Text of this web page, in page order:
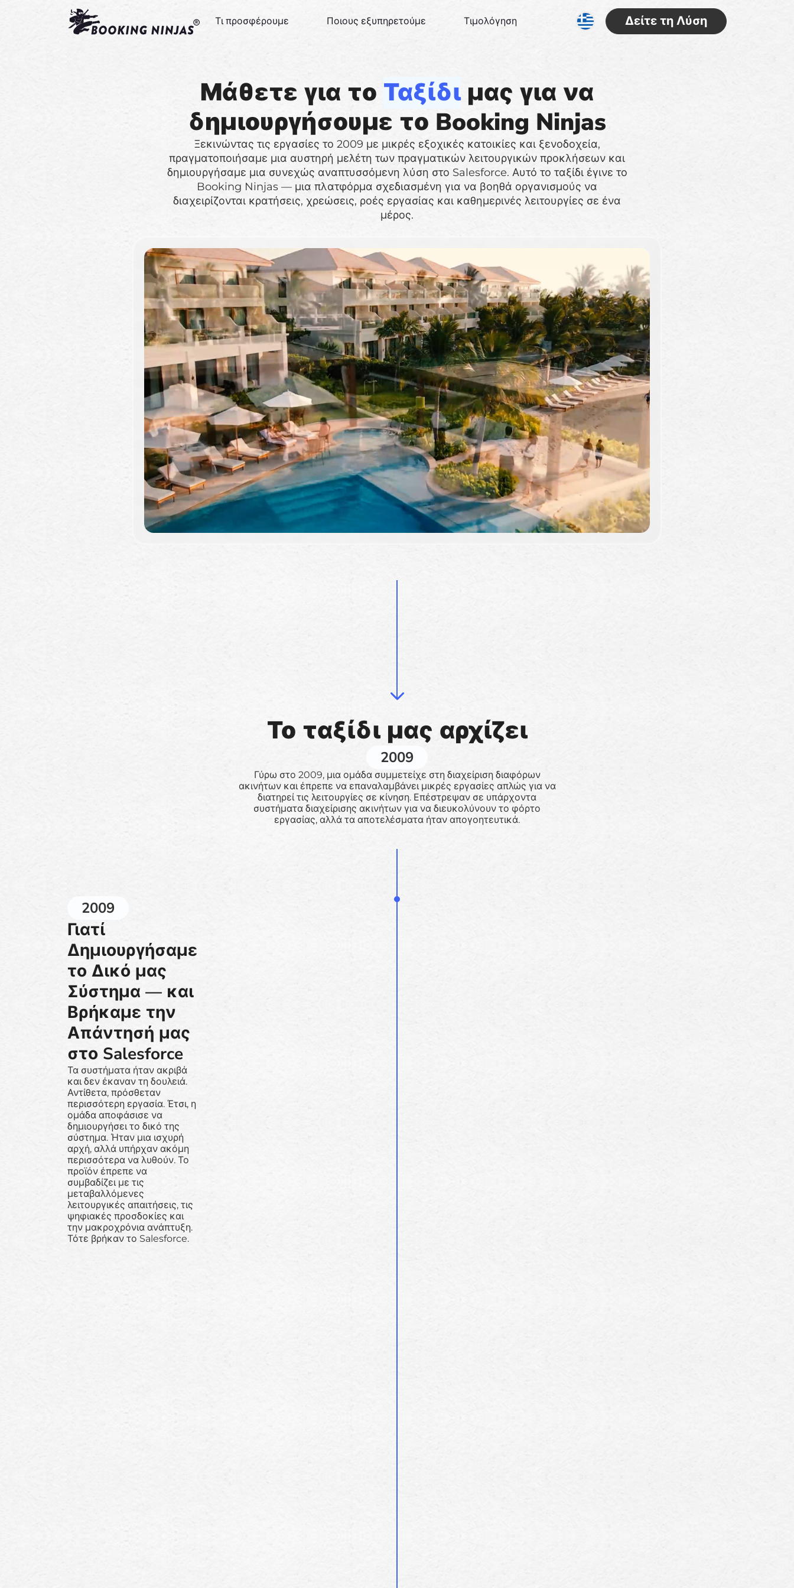
Δείτε τη Λύση
Τι προσφέρουμε Ποιους εξυπηρετούμε Τιμολόγηση
Μάθετε για το Ταξίδι μας για να
δημιουργήσουμε το Booking Ninjas
Ξεκινώντας τις εργασίες το 2009 με μικρές εξοχικές κατοικίες και ξενοδοχεία,
πραγματοποιήσαμε μια αυστηρή μελέτη των πραγματικών λειτουργικών προκλήσεων και
δημιουργήσαμε μια συνεχώς αναπτυσσόμενη λύση στο Salesforce. Αυτό το ταξίδι έγινε το
Booking Ninjas — μια πλατφόρμα σχεδιασμένη για να βοηθά οργανισμούς να
διαχειρίζονται κρατήσεις, χρεώσεις, ροές εργασίας και καθημερινές λειτουργίες σε ένα
μέρος.
Το ταξίδι μας αρχίζει
2009
Γύρω στο 2009, μια ομάδα συμμετείχε στη διαχείριση διαφόρων
ακινήτων και έπρεπε να επαναλαμβάνει μικρές εργασίες απλώς για να
διατηρεί τις λειτουργίες σε κίνηση. Επέστρεψαν σε υπάρχοντα
συστήματα διαχείρισης ακινήτων για να διευκολύνουν το φόρτο
εργασίας, αλλά τα αποτελέσματα ήταν απογοητευτικά.
2009
Γιατί
Δημιουργήσαμε
το Δικό μας
Σύστημα — και
Βρήκαμε την
Απάντησή μας
στο Salesforce
Τα συστήματα ήταν ακριβά
και δεν έκαναν τη δουλειά.
Αντίθετα, πρόσθεταν
περισσότερη εργασία. Έτσι, η
ομάδα αποφάσισε να
δημιουργήσει το δικό της
σύστημα. Ήταν μια ισχυρή
αρχή, αλλά υπήρχαν ακόμη
περισσότερα να λυθούν. Το
προϊόν έπρεπε να
συμβαδίζει με τις
μεταβαλλόμενες
λειτουργικές απαιτήσεις, τις
ψηφιακές προσδοκίες και
την μακροχρόνια ανάπτυξη.
Τότε βρήκαν το Salesforce.